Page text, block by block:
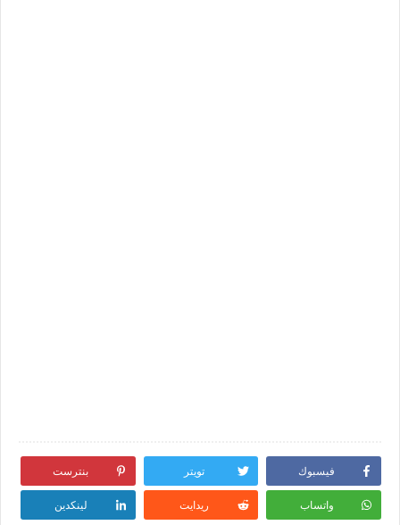
فيسبوك تويتر بنترست
واتساب ريدايت لينكدين